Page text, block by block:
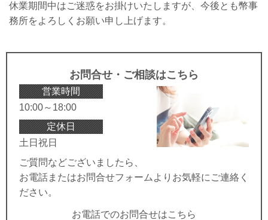
休業期間中はご迷惑をお掛けいたしますが、今後とも幣事
務所をよろしくお願い申し上げます。
お問合せ・ご相談はこちら
営業時間
10:00～18:00
定休日
土日祝日
ご質問などございましたら、
お電話またはお問合せフォームよりお気軽にご連絡く
ださい。
お電話でのお問合せはこちら